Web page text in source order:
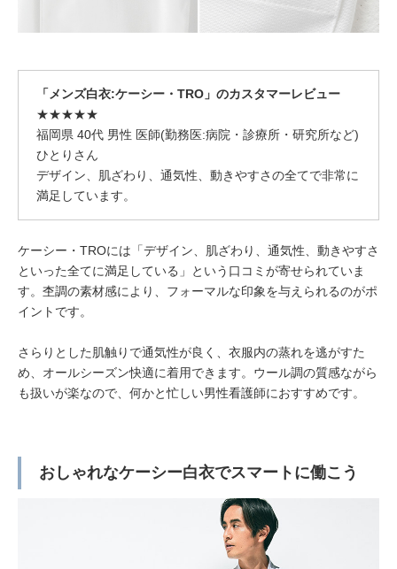
「メンズ白衣:ケーシー・TRO」のカスタマーレビュー
★★★★★
福岡県 40代 男性 医師(勤務医:病院・診療所・研究所など)
ひとりさん
デザイン、肌ざわり、通気性、動きやすさの全てで非常に
満足しています。
ケーシー・TROには「デザイン、肌ざわり、通気性、動きやすさ
といった全てに満足している」という口コミが寄せられていま
す。杢調の素材感により、フォーマルな印象を与えられるのがポ
イントです。
さらりとした肌触りで通気性が良く、衣服内の蒸れを逃がすた
め、オールシーズン快適に着用できます。ウール調の質感ながら
も扱いが楽なので、何かと忙しい男性看護師におすすめです。
おしゃれなケーシー白衣でスマートに働こう